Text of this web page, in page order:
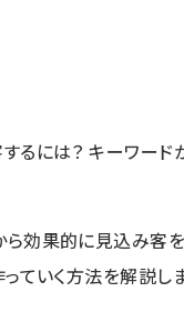
には？ キーワード
効果的に見込み客
ていく方法を解説し